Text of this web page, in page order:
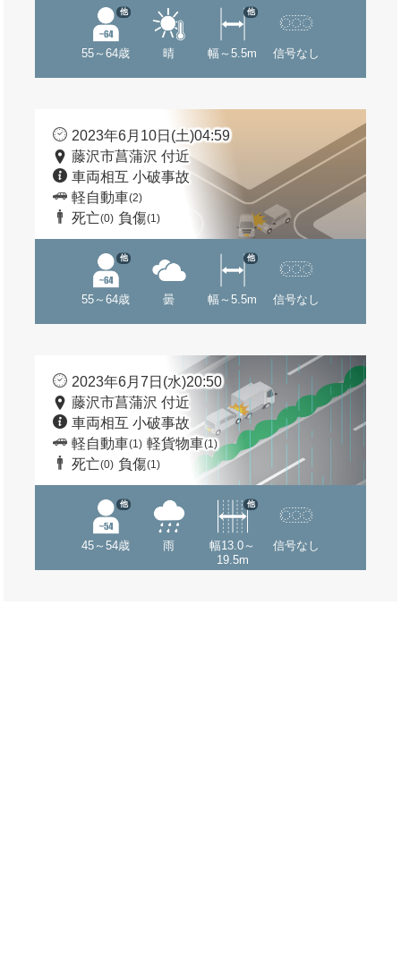
55～64歳
他
晴 幅～5.5m
他
信号なし
2023年6月10日(土)04:59
藤沢市菖蒲沢 付近
車両相互 小破事故
軽自動車(2)
死亡(0) 負傷(1)
55～64歳
他
曇 幅～5.5m
他
信号なし
2023年6月7日(水)20:50
藤沢市菖蒲沢 付近
車両相互 小破事故
軽自動車(1) 軽貨物車(1)
死亡(0) 負傷(1)
45～54歳
他
雨
幅13.0～
19.5m
他
信号なし